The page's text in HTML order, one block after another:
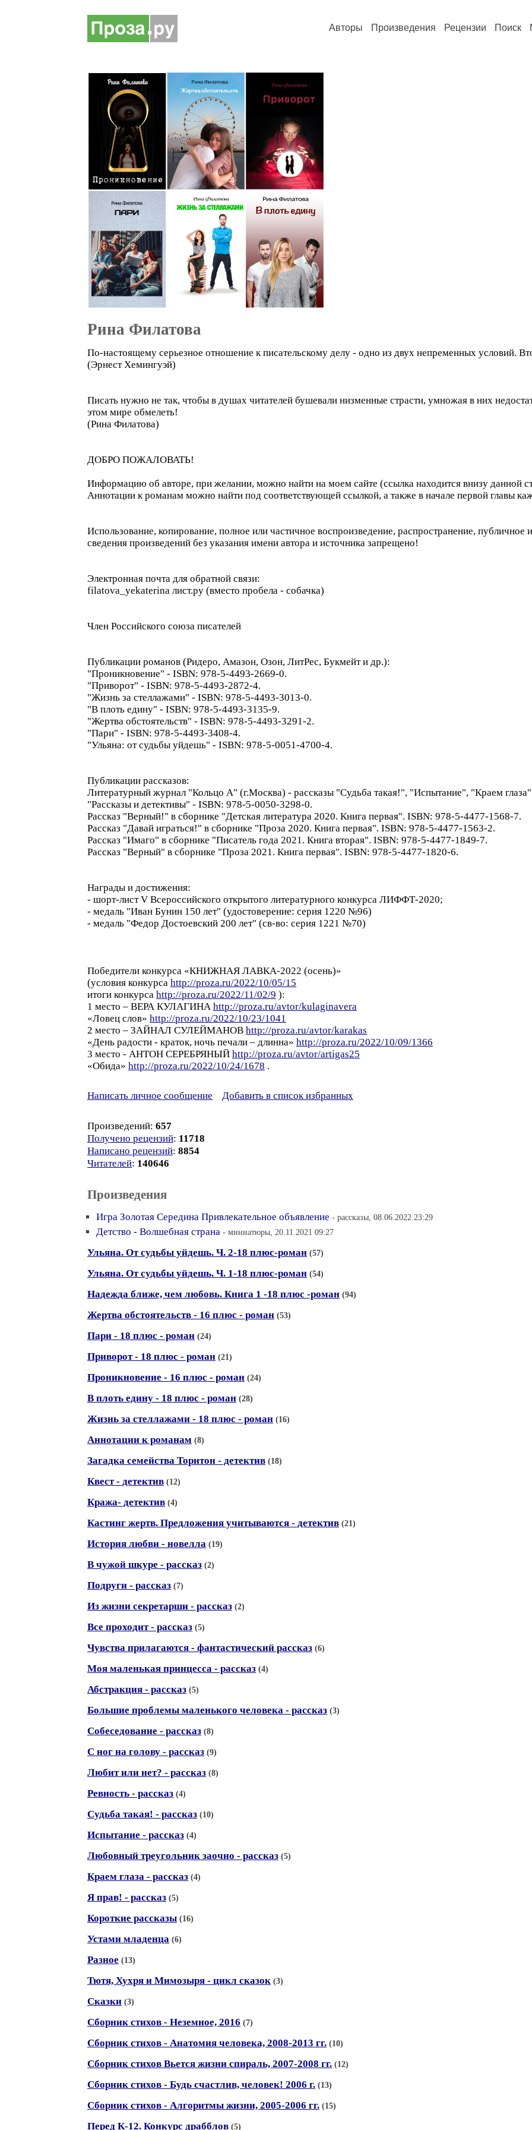
Авторы Произведения Рецензии Поиск
Рина Филатова
По-настоящему серьезное отношение к писательскому делу - одно из двух непременных условий.
(Эрнест Хемингуэй)
Писать нужно не так, чтобы в душах читателей бушевали низменные страсти, умножая в них
этом мире обмелеть!
(Рина Филатова)
ДОБРО ПОЖАЛОВАТЬ!
Информацию об авторе, при желании, можно найти на моем сайте (ссылка находится внизу данной
Аннотации к романам можно найти под соответствующей ссылкой, а также в начале первой главы
Использование, копирование, полное или частичное воспроизведение, распространение, публичное
сведения произведений без указания имени автора и источника запрещено!
Электронная почта для обратной связи:
filatova_yekaterina лист.ру (вместо пробела - собачка)
Член Российского союза писателей
Публикации романов (Ридеро, Амазон, Озон, ЛитРес, Букмейт и др.):
"Проникновение" - ISBN: 978-5-4493-2669-0.
"Приворот" - ISBN: 978-5-4493-2872-4.
"Жизнь за стеллажами" - ISBN: 978-5-4493-3013-0.
"В плоть едину" - ISBN: 978-5-4493-3135-9.
"Жертва обстоятельств" - ISBN: 978-5-4493-3291-2.
"Пари" - ISBN: 978-5-4493-3408-4.
"Ульяна: от судьбы уйдешь" - ISBN: 978-5-0051-4700-4.
Публикации рассказов:
Литературный журнал "Кольцо А" (г.Москва) - рассказы "Судьба такая!", "Испытание", "Краем
"Рассказы и детективы" - ISBN: 978-5-0050-3298-0.
Рассказ "Верный!" в сборнике "Детская литература 2020. Книга первая". ISBN: 978-5-4477-1568-7.
Рассказ "Давай играться!" в сборнике "Проза 2020. Книга первая". ISBN: 978-5-4477-1563-2.
Рассказ "Имаго" в сборнике "Писатель года 2021. Книга вторая". ISBN: 978-5-4477-1849-7.
Рассказ "Верный" в сборнике "Проза 2021. Книга первая". ISBN: 978-5-4477-1820-6.
Награды и достижения:
- шорт-лист V Всероссийского открытого литературного конкурса ЛИФФТ-2020;
- медаль "Иван Бунин 150 лет" (удостоверение: серия 1220 №96)
- медаль "Федор Достоевский 200 лет" (св-во: серия 1221 №70)
Победители конкурса «КНИЖНАЯ ЛАВКА-2022 (осень)»
(условия конкурса http://proza.ru/2022/10/05/15
итоги конкурса http://proza.ru/2022/11/02/9 ):
1 место – ВЕРА КУЛАГИНА http://proza.ru/avtor/kulaginavera
«Ловец слов» http://proza.ru/2022/10/23/1041
2 место – ЗАЙНАЛ СУЛЕЙМАНОВ http://proza.ru/avtor/karakas
«День радости - краток, ночь печали – длинна» http://proza.ru/2022/10/09/1366
3 место - АНТОН СЕРЕБРЯНЫЙ http://proza.ru/avtor/artigas25
«Обида» http://proza.ru/2022/10/24/1678 .
Написать личное сообщение Добавить в список избранных
Произведений: 657
Получено рецензий: 11718
Написано рецензий: 8854
Читателей: 140646
Произведения
Игра Золотая Середина Привлекательное объявление - рассказы, 08.06.2022 23:29
Детство - Волшебная страна - миниатюры, 20.11.2021 09:27
Ульяна. От судьбы уйдешь. Ч. 2-18 плюс-роман (57)
Ульяна. От судьбы уйдешь. Ч. 1-18 плюс-роман (54)
Надежда ближе, чем любовь. Книга 1 -18 плюс -роман (94)
Жертва обстоятельств - 16 плюс - роман (53)
Пари - 18 плюс - роман (24)
Приворот - 18 плюс - роман (21)
Проникновение - 16 плюс - роман (24)
В плоть едину - 18 плюс - роман (28)
Жизнь за стеллажами - 18 плюс - роман (16)
Аннотации к романам (8)
Загадка семейства Торнтон - детектив (18)
Квест - детектив (12)
Кража- детектив (4)
Кастинг жертв. Предложения учитываются - детектив (21)
История любви - новелла (19)
В чужой шкуре - рассказ (2)
Подруги - рассказ (7)
Из жизни секретарши - рассказ (2)
Все проходит - рассказ (5)
Чувства прилагаются - фантастический рассказ (6)
Моя маленькая принцесса - рассказ (4)
Абстракция - рассказ (5)
Большие проблемы маленького человека - рассказ (3)
Собеседование - рассказ (8)
С ног на голову - рассказ (9)
Любит или нет? - рассказ (8)
Ревность - рассказ (4)
Судьба такая! - рассказ (10)
Испытание - рассказ (4)
Любовный треугольник заочно - рассказ (5)
Краем глаза - рассказ (4)
Я прав! - рассказ (5)
Короткие рассказы (16)
Устами младенца (6)
Разное (13)
Тютя, Хухря и Мимозыря - цикл сказок (3)
Сказки (3)
Сборник стихов - Неземное, 2016 (7)
Сборник стихов - Анатомия человека, 2008-2013 гг. (10)
Сборник стихов Вьется жизни спираль, 2007-2008 гг. (12)
Сборник стихов - Будь счастлив, человек! 2006 г. (13)
Сборник стихов - Алгоритмы жизни, 2005-2006 гг. (15)
Перед К-12. Конкурс драбблов (5)